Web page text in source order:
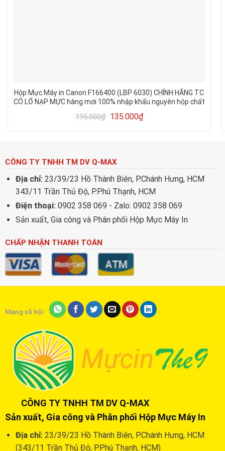
Hộp Mực Máy in Canon F166400 (LBP 6030) CHÍNH HÃNG TC
CÓ LỔ NẠP MỰC hàng mới 100% nhập khẩu nguyên hộp chất
195.000₫ 135.000₫
CÔNG TY TNHH TM DV Q-MAX
Địa chỉ: 23/39/23 Hồ Thành Biên, P.Chánh Hưng, HCM
343/11 Trần Thủ Độ, P.Phú Thạnh, HCM
Điện thoại: 0902 358 069 - Zalo: 0902 358 069
Sản xuất, Gia công và Phân phối Hộp Mực Máy In
CHẤP NHẬN THANH TOÁN
Mạng xã hội
CÔNG TY TNHH TM DV Q-MAX
Sản xuất, Gia công và Phân phối Hộp Mực Máy In
Địa chỉ: 23/39/23 Hồ Thành Biên, P.Chánh Hưng, HCM
(343/11 Trần Thủ Độ, P.Phú Thạnh, HCM)